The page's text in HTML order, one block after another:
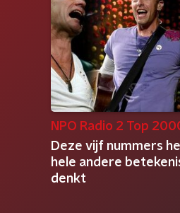
NPO Radio 2 Top
Deze vijf nummers
hele andere
denkt